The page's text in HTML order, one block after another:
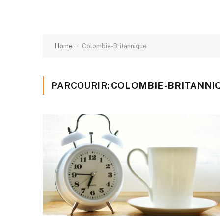
Home - Colombie-Britannique
PARCOURIR: COLOMBIE-